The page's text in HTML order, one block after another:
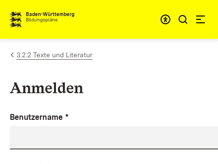
Zum Inhalt springen
Baden-Württemberg
Bildungspläne
3.2.2 Texte und Literatur
Anmelden
Benutzername *